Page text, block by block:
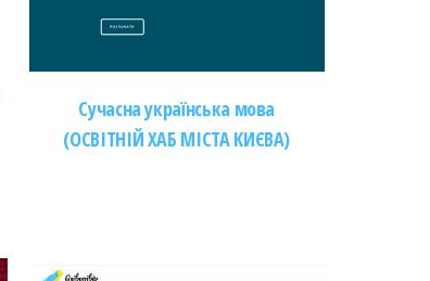
Сучасна українська мова
(ОСВІТНІЙ ХАБ МІСТА КИЄВА)